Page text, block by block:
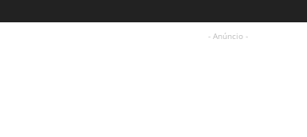
- Anúncio -